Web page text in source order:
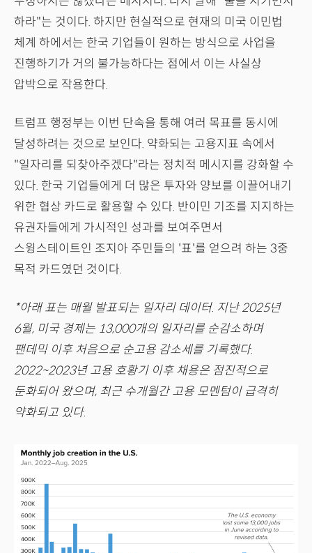
하라"는 것이다. 하지만 현실적으로 현재의 미국 이민법
체계 하에서는 한국 기업들이 원하는 방식으로 사업을
진행하기가 거의 불가능하다는 점에서 이는 사실상
압박으로 작용한다.
트럼프 행정부는 이번 단속을 통해 여러 목표를 동시에
달성하려는 것으로 보인다. 약화되는 고용지표 속에서
"일자리를 되찾아주겠다"라는 정치적 메시지를 강화할 수
있다. 한국 기업들에게 더 많은 투자와 양보를 이끌어내기
위한 협상 카드로 활용할 수 있다. 반이민 기조를 지지하는
유권자들에게 가시적인 성과를 보여주면서
스윙스테이트인 조지아 주민들의 '표'를 얻으려 하는 3중
목적 카드였던 것이다.
*아래 표는 매월 발표되는 일자리 데이터. 지난 2025년
6월, 미국 경제는 13,000개의 일자리를 순감소하며
팬데믹 이후 처음으로 순고용 감소세를 기록했다.
2022~2023년 고용 호황기 이후 채용은 점진적으로
둔화되어 왔으며, 최근 수개월간 고용 모멘텀이 급격히
약화되고 있다.